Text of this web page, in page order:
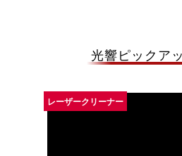
光響ピックア
レーザークリーナー